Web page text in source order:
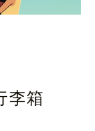
李箱